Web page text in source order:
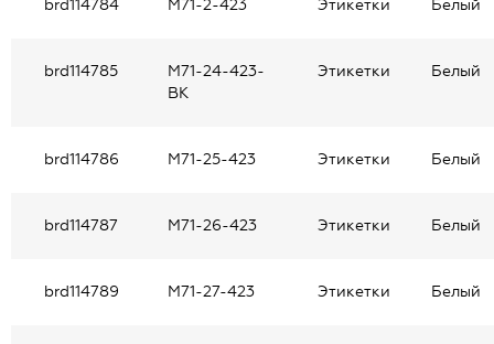
brd114784 M71-2-423 Этикетки Белый
brd114785
M71-24-423-
BK
Этикетки Белый
brd114786 M71-25-423 Этикетки Белый
brd114787 M71-26-423 Этикетки Белый
brd114789 M71-27-423 Этикетки Белый